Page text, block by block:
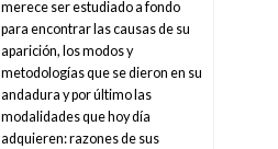
merece ser estudiado a fondo
para encontrar las causas de su
aparición, los modos y
metodologías que se dieron en su
andadura y por último las
modalidades que hoy día
adquieren: razones de sus